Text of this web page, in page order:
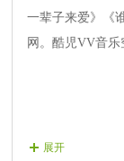
一辈子来爱》《
网。酷児VV音乐
展开